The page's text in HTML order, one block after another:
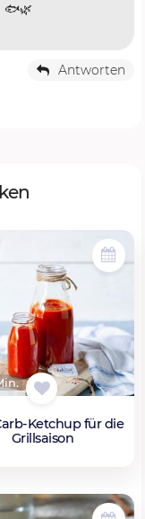
🐟🌿
Antworten
Ketchup für die
Grillsaison